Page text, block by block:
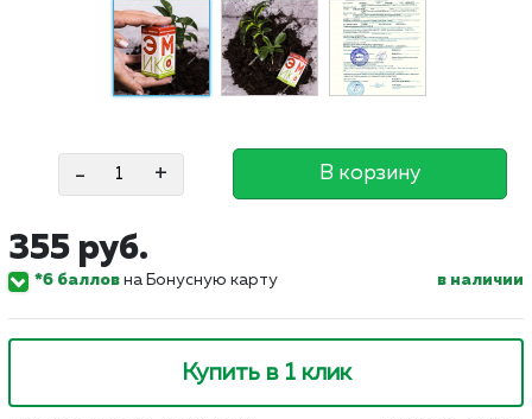
- + В корзину
355 руб.
*6 баллов на Бонусную карту в наличии
Купить в 1 клик